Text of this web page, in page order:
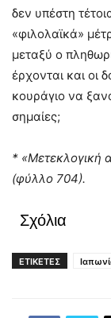
δεν υπέστη
«φιλολαϊκά»
μεταξύ ο
έρχονται και οι
κουράγιο να
σημαίες;
* «Μετεκλογική
(φύλλο 704).
Σχόλια
ΕΤΙΚΕΤΕΣ